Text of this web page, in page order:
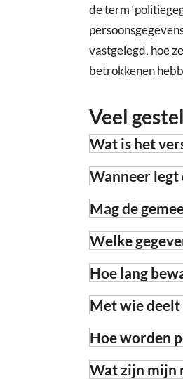
de term
vastgelegd, hoe
betrokkenen
Veel
Wat is het
Wanneer legt
Mag de
Welke
Hoe lang
Met wie deelt
Hoe worden
Wat zijn mijn